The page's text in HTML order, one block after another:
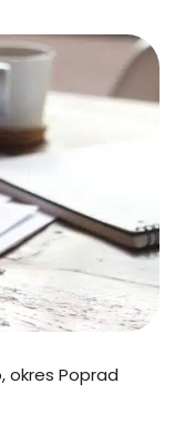
okres Poprad